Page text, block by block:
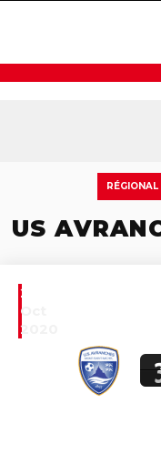
RÉGIONAL
US
2
Oct
2020